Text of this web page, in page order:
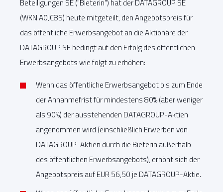
Beteiligungen SE ("Bieterin") hat der DATAGROUP SE
(WKN A0JC8S) heute mitgeteilt, den Angebotspreis für
das öffentliche Erwerbsangebot an die Aktionäre der
DATAGROUP SE bedingt auf den Erfolg des öffentlichen
Erwerbsangebots wie folgt zu erhöhen:
Wenn das öffentliche Erwerbsangebot bis zum Ende
der Annahmefrist für mindestens 80% (aber weniger
als 90%) der ausstehenden DATAGROUP-Aktien
angenommen wird (einschließlich Erwerben von
DATAGROUP-Aktien durch die Bieterin außerhalb
des öffentlichen Erwerbsangebots), erhöht sich der
Angebotspreis auf EUR 56,50 je DATAGROUP-Aktie.